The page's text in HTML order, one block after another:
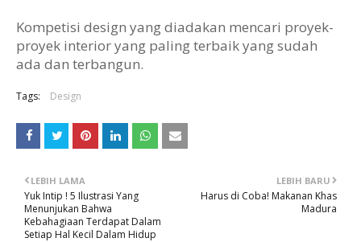
Kompetisi design yang diadakan mencari proyek-
proyek interior yang paling terbaik yang sudah
ada dan terbangun.
Tags: Design
LEBIH BARU
Harus di Coba! Makanan Khas
Madura
LEBIH LAMA
Yuk Intip ! 5 Ilustrasi Yang
Menunjukan Bahwa
Kebahagiaan Terdapat Dalam
Setiap Hal Kecil Dalam Hidup